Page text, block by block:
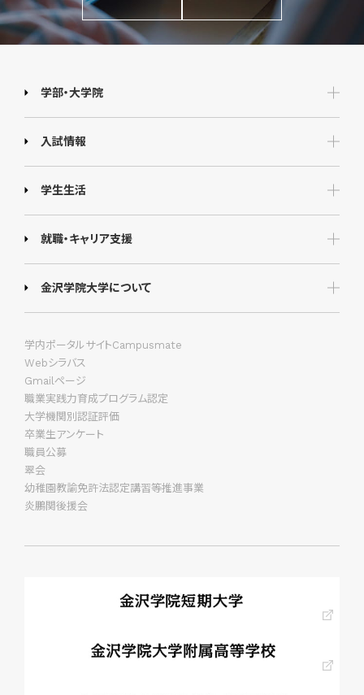
学部・大学院
入試情報
学生生活
就職・キャリア支援
金沢学院大学について
学内ポータルサイトCampusmate
Webシラバス
Gmailページ
職業実践力育成プログラム認定
大学機関別認証評価
卒業生アンケート
職員公募
翠会
幼稚園教諭免許法認定講習等推進事業
炎鵬関後援会